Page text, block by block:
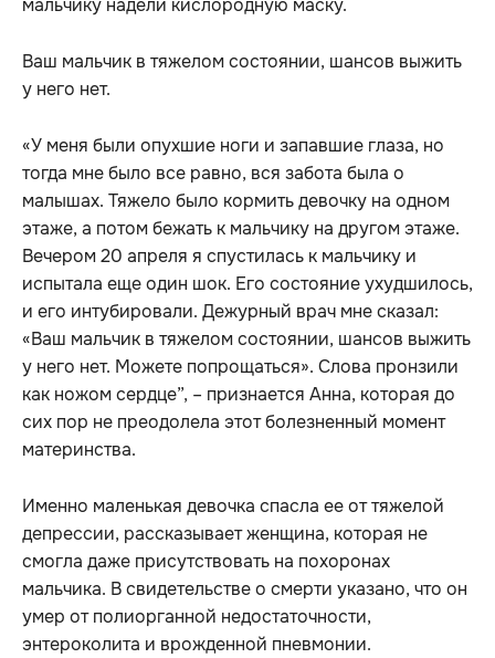
мальчику надели кислородную маску.
Ваш мальчик в тяжелом состоянии, шансов выжить
у него нет.
«У меня были опухшие ноги и запавшие глаза, но
тогда мне было все равно, вся забота была о
малышах. Тяжело было кормить девочку на одном
этаже, а потом бежать к мальчику на другом этаже.
Вечером 20 апреля я спустилась к мальчику и
испытала еще один шок. Его состояние ухудшилось,
и его интубировали. Дежурный врач мне сказал:
«Ваш мальчик в тяжелом состоянии, шансов выжить
у него нет. Можете попрощаться». Слова пронзили
как ножом сердце”, – признается Анна, которая до
сих пор не преодолела этот болезненный момент
материнства.
Именно маленькая девочка спасла ее от тяжелой
депрессии, рассказывает женщина, которая не
смогла даже присутствовать на похоронах
мальчика. В свидетельстве о смерти указано, что он
умер от полиорганной недостаточности,
энтероколита и врожденной пневмонии.